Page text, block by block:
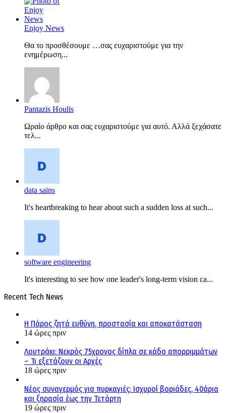
Enjoy News
Θα το προσθέσουμε …σας ευχαριστούμε για την
ενημέρωση...
Pantazis Houlis
Ωραίο άρθρο και σας ευχαριστούμε για αυτό. Αλλά ξεχάσατε
τελ...
data sains
It's heartbreaking to hear about such a sudden loss at such...
software engineering
It's interesting to see how one leader's long-term vision ca...
Recent Tech News
Η Πάρος ζητά ευθύνη, προστασία και αποκατάσταση
14 ώρες πριν
Λουτράκι: Νεκρός 75χρονος δίπλα σε κάδο απορριμμάτων
– Τι εξετάζουν οι Αρχές
18 ώρες πριν
Νέος συναγερμός για πυρκαγιές: Ισχυροί βοριάδες, 40άρια
και ξηρασία έως την Τετάρτη
19 ώρες πριν